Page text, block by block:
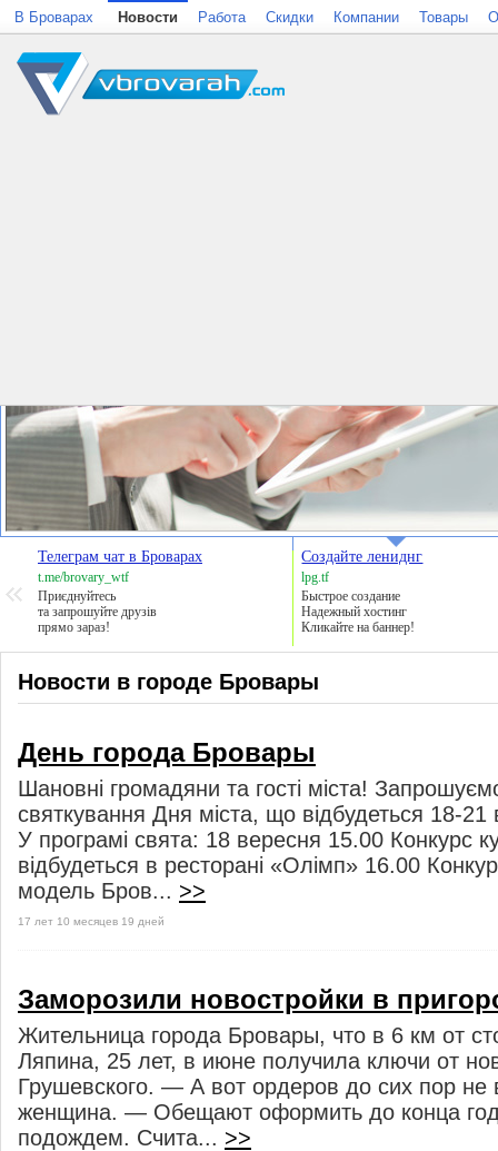
Телеграм чат в Броварах
t.me/brovary_wtf
Приєднуйтесь
та запрошуйте друзів
прямо зараз!
Создайте лениднг
lpg.tf
Быстрое создание
Надежный хостинг
Кликайте на баннер!
Новости в городе Бровары
День города Бровары
Шановні громадяни та гості міста!
святкування Дня міста, що відбудеться 18-21
У програмі свята: 18 вересня 15.00 Конкурс
відбудеться в ресторані «Олімп» 16.00
модель Бров... >>
17 лет 10 месяцев 19 дней
Заморозили новостройки в
Жительница города Бровары, что в 6 км от
Ляпина, 25 лет, в июне получила ключи от
Грушевского. — А вот ордеров до сих пор
женщина. — Обещают оформить до конца
подождем. Счита... >>
В Броварах Новости Работа Скидки Компании Товары